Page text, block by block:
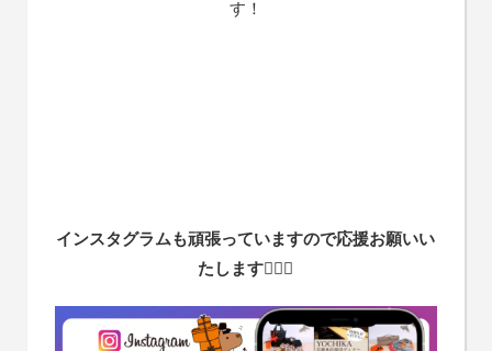
す！
インスタグラムも頑張っていますので応援お願いい
たします🙇🏻‍♀️